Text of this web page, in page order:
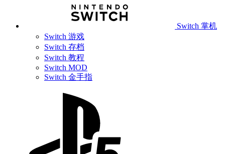
Switch 掌机
Switch 游戏
Switch 存档
Switch 教程
Switch MOD
Switch 金手指